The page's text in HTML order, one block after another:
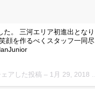
。 三河エリア初進出となり
顔を作るべくスタッフ一同尽
アした投稿 – 1月 29, 2018 at 10:46午後